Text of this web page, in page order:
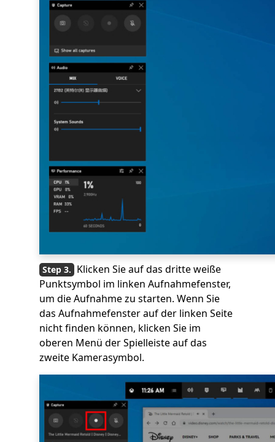
Klicken Sie auf das dritte weiße
Punktsymbol im linken Aufnahmefenster,
um die Aufnahme zu starten. Wenn Sie
das Aufnahmefenster auf der linken Seite
nicht finden können, klicken Sie im
oberen Menü der Spielleiste auf das
zweite Kamerasymbol.